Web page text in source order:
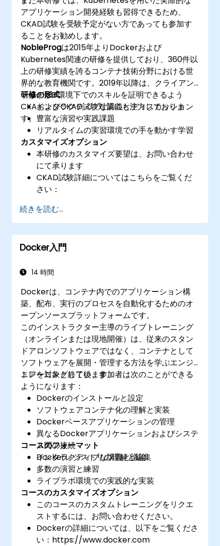
アプリケーション開発経験も習得できるため、
CKAD試験を受験予定がない方であっても参加す
ることをお勧めします。
NobleProgは2015年よりDockerおよび
Kubernetes関連の研修を提供しており、360件以
上の研修実績を誇るコンテナ技術分野における世
界的な教育機関です。2019年以降は、クライアン
ト様がk8s環境下でのスキルを証明できるよう
CKAおよびCKAD試験対策にも注力しておりま
す。
研修の形式
インタラクティブな講義とディスカッション
豊富な演習や実践課題
リアルタイムの実習環境での手を動かす学習
カスタマイズオプション
本研修のカスタマイズ要望は、お問い合わせ
にて承ります
CKAD試験詳細についてはこちらをご覧くだ
さい：
kubernetes-application-developer-
ckad/
続きを読む...
Docker入門
14 時間
Dockerは、コンテナ内でのアプリケーション構
築、配布、実行のプロセスを自動化するためのオ
ープンソースプラットフォームです。
このインストラクター主導のライブトレーニング
（オンラインまたは現地開催）は、従来のスタン
ドアロンソフトウェアではなく、コンテナとして
ソフトウェアを展開・管理する方法を学ぶエンジ
ニアを対象としています。
トレーニング終了後、参加者は次のことができる
ようになります：
Dockerのインストールと設定
ソフトウェアコンテナ化の理解と実装
Dockerベースアプリケーションの管理
異なるDockerアプリケーションおよびシステ
ム間の接続
Dockerレジストリの理解と編集
コースのフォーマット
インタラクティブな講義と議論
多数の演習と練習
ライブラボ環境での実践的な実装
コースのカスタマイズオプション
このコースのカスタムトレーニングをリクエ
ストするには、お問い合わせください。
Dockerの詳細については、以下をご覧くださ
い：https://www.docker.com